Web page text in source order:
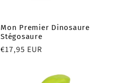
Mon Premier Dinosaure
Stégosaure
Prix
€17,95 EUR